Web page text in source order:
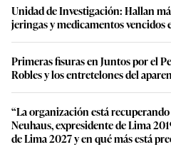
Unidad de Investigación: Hallan
jeringas y medicamentos vencidos
Primeras fisuras en Juntos por el
Robles y los entretelones del
“La organización está
Neuhaus, expresidente de Lima
de Lima 2027 y en qué más está